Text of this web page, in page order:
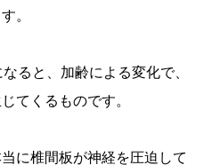
。
ると、加齢による変化で、
てくるものです。
に椎間板が神経を圧迫して